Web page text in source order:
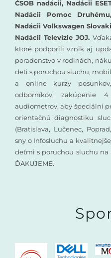
ČSOB nadácii, Nadácii
Nadácii Pomoc
Nadácii Volkswagen
Nadácii Televízie JOJ.
ktoré podporili vznik aj
poradenstvo v rodinách,
deti s poruchou sluchu,
a online kurzy
odborníkov, zakúpenie 4
audiometrov, aby špeciálni
orientačnú diagnostiku
(Bratislava, Lučenec,
sny o Infosluchu a
deťmi s poruchou sluchu na
ĎAKUJEME.